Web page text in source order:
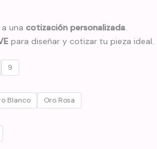
una cotización personalizada.
para diseñar y cotizar tu pieza ideal.
9
Blanco Oro Rosa